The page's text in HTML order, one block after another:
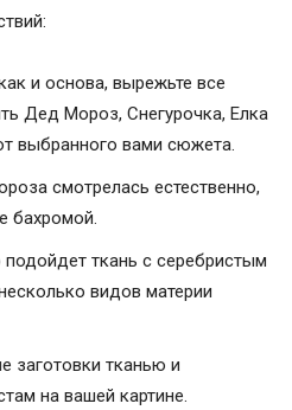
и основа, вырежьте все
Дед Мороз, Снегурочка, Елка
выбранного вами сюжета.
смотрелась естественно,
бахромой.
ткань с серебристым
видов материи
заготовки тканью и
на вашей картине.